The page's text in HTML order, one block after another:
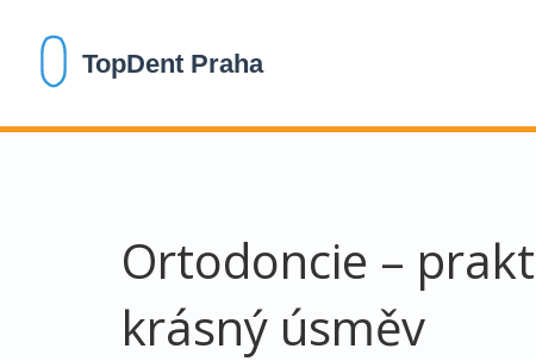
Ortodoncie –
krásný úsměv